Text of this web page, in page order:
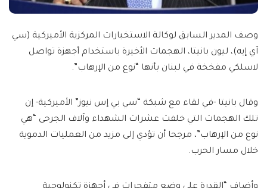
وصف المدير السابق لوكالة الاستخبارات المركزية الأميركية (سي
آي إيه)، ليون بانيتا، الهجمات الأخيرة باستخدام أجهزة تواصل
لاسلكي مفخخة في لبنان بأنها “نوع من الإرهاب”.
وقال بانيتا -في لقاء مع شبكة “سي بي إس نيوز” الأميركية- إن
تلك الهجمات التي خلفت عشرات الشهداء وآلاف الجرحى “هي
نوع من الإرهاب”، مرجحا أن تؤدي إلى مزيد من العمليات الدموية
خلال مسار الحرب.